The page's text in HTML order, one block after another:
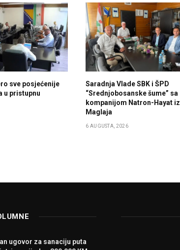
sve posjećenije
u pristupnu
Saradnja Vlade SBK i ŠPD
“Srednjobosanske šume” sa
kompanijom Natron-Hayat iz
Maglaja
6 AUGUSTA, 2026
ugovor za sanaciju puta